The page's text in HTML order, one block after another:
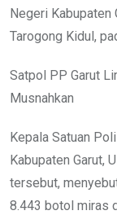
Negeri Kabupaten
Tarogong Kidul,
Satpol PP Garut
Musnahkan
Kepala Satuan
Kabupaten Garut,
tersebut,
8.443 botol miras